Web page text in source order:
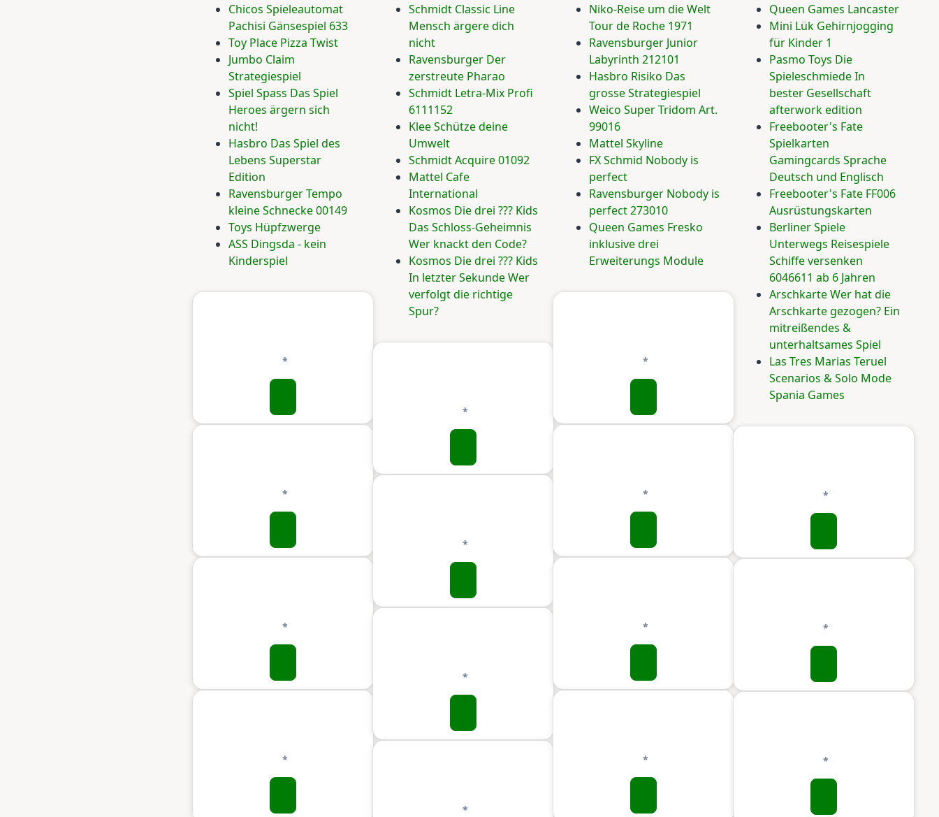
Chicos Spieleautomat
Pachisi Gänsespiel 633
Toy Place Pizza Twist
Jumbo Claim
Strategiespiel
Spiel Spass Das Spiel
Heroes ärgern sich
nicht!
Hasbro Das Spiel des
Lebens Superstar
Edition
Ravensburger Tempo
kleine Schnecke 00149
Toys Hüpfzwerge
ASS Dingsda - kein
Kinderspiel
Schmidt Classic Line
Mensch ärgere dich
nicht
Ravensburger Der
zerstreute Pharao
Schmidt Letra-Mix Profi
6111152
Klee Schütze deine
Umwelt
Schmidt Acquire 01092
Mattel Cafe
International
Kosmos Die drei ??? Kids
Das Schloss-Geheimnis
Wer knackt den Code?
Kosmos Die drei ??? Kids
In letzter Sekunde Wer
verfolgt die richtige
Spur?
Niko-Reise um die Welt
Tour de Roche 1971
Ravensburger Junior
Labyrinth 212101
Hasbro Risiko Das
grosse Strategiespiel
Weico Super Tridom Art.
99016
Mattel Skyline
FX Schmid Nobody is
perfect
Ravensburger Nobody is
perfect 273010
Queen Games Fresko
inklusive drei
Erweiterungs Module
Queen Games Lancaster
Mini Lük Gehirnjogging
für Kinder 1
Pasmo Toys Die
Spieleschmiede In
bester Gesellschaft
afterwork edition
Freebooter's Fate
Spielkarten
Gamingcards Sprache
Deutsch und Englisch
Freebooter's Fate FF006
Ausrüstungskarten
Berliner Spiele
Unterwegs Reisespiele
Schiffe versenken
6046611 ab 6 Jahren
Arschkarte Wer hat die
Arschkarte gezogen? Ein
mitreißendes &
unterhaltsames Spiel
Las Tres Marias Teruel
Scenarios & Solo Mode
Spania Games